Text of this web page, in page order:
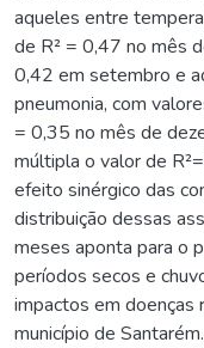
aqueles entre
de R² = 0,47 no mês
0,42 em setembro e
pneumonia, com
= 0,35 no mês de
múltipla o valor de
efeito sinérgico das
distribuição dessas
meses aponta para o
períodos secos e
impactos em doenças
município de Santarém.